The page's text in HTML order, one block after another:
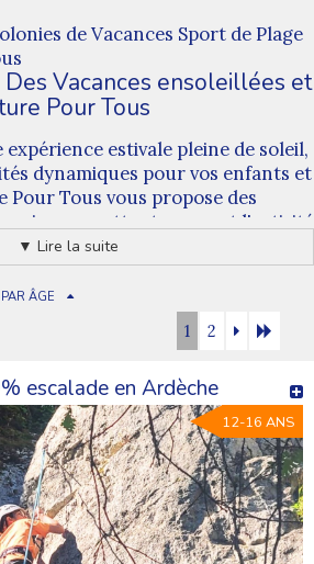
de Vacances Sport de Plage
Vacances ensoleillées et
Pour Tous
estivale pleine de soleil,
dynamiques pour vos enfants et
Pour Tous vous propose des
uniques, mettant en avant l'activité
plage, pour des journées animées
le Sable, sous le Soleil
offrent une occasion
des joies du sport de plage.
participer à une variété
volley au surf, en passant par des
et rafraîchissants.
sont conçues pour accueillir
jeunes aux adolescents. Les
sont adaptées à chaque
▼ Lire la suite
ÂGE
1 2
escalade en Ardèche
12-16 ANS